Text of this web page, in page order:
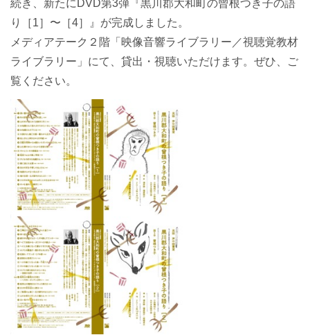
続き、新たにDVD第3弾『黒川郡大和町の曾根つき子の語
り［1］〜［4］』が完成しました。
メディアテーク２階「映像音響ライブラリー／視聴覚教材
ライブラリー」にて、貸出・視聴いただけます。ぜひ、ご
覧ください。